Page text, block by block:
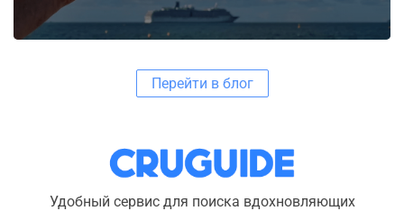
Перейти в блог
Удобный сервис для поиска вдохновляющих